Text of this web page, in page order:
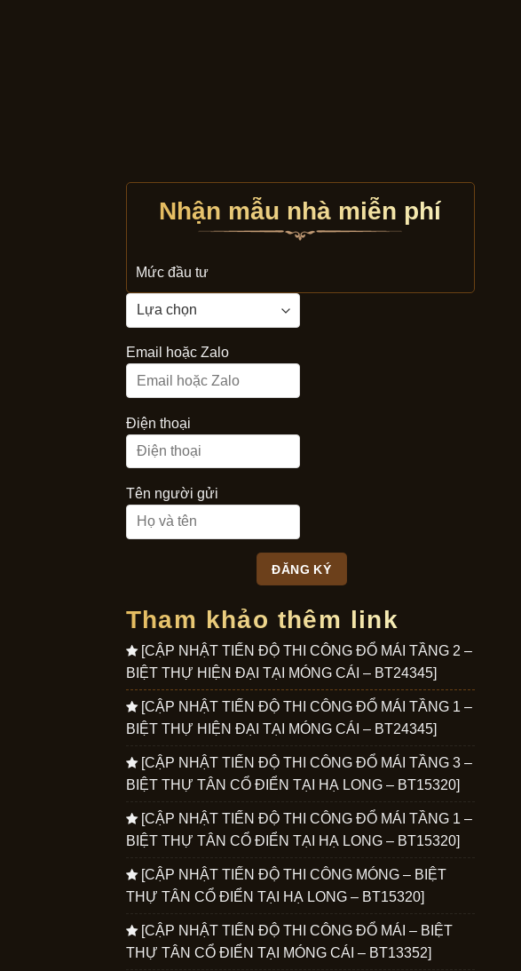
Nhận mẫu nhà miễn phí
Mức đầu tư
Email hoặc Zalo
Điện thoại
Tên người gửi
Tham khảo thêm link
[CẬP NHẬT TIẾN ĐỘ THI CÔNG ĐỔ MÁI TẦNG 2 –
BIỆT THỰ HIỆN ĐẠI TẠI MÓNG CÁI – BT24345]
[CẬP NHẬT TIẾN ĐỘ THI CÔNG ĐỔ MÁI TẦNG 1 –
BIỆT THỰ HIỆN ĐẠI TẠI MÓNG CÁI – BT24345]
[CẬP NHẬT TIẾN ĐỘ THI CÔNG ĐỔ MÁI TẦNG 3 –
BIỆT THỰ TÂN CỔ ĐIỂN TẠI HẠ LONG – BT15320]
[CẬP NHẬT TIẾN ĐỘ THI CÔNG ĐỔ MÁI TẦNG 1 –
BIỆT THỰ TÂN CỔ ĐIỂN TẠI HẠ LONG – BT15320]
[CẬP NHẬT TIẾN ĐỘ THI CÔNG MÓNG – BIỆT
THỰ TÂN CỔ ĐIỂN TẠI HẠ LONG – BT15320]
[CẬP NHẬT TIẾN ĐỘ THI CÔNG ĐỔ MÁI – BIỆT
THỰ TÂN CỔ ĐIỂN TẠI MÓNG CÁI – BT13352]